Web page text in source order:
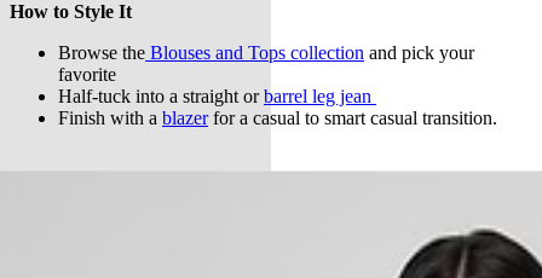
How to Style It
Browse the Blouses and Tops collection and pick your
favorite
Half-tuck into a straight orbarrel leg jean
Finish with a blazerfor a casual to smart casual transition.